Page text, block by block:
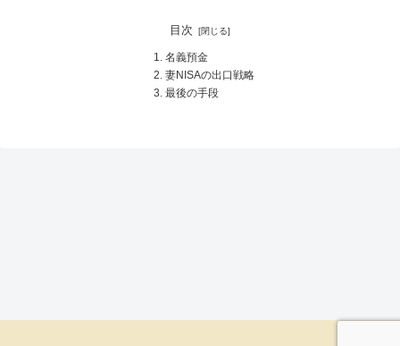
目次
名義預金
妻NISAの出口戦略
最後の手段